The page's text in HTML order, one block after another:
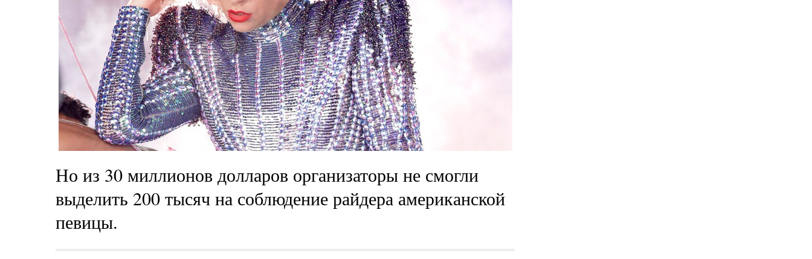
Но из 30 миллионов долларов организаторы не смогли
выделить 200 тысяч на соблюдение райдера американской
певицы.